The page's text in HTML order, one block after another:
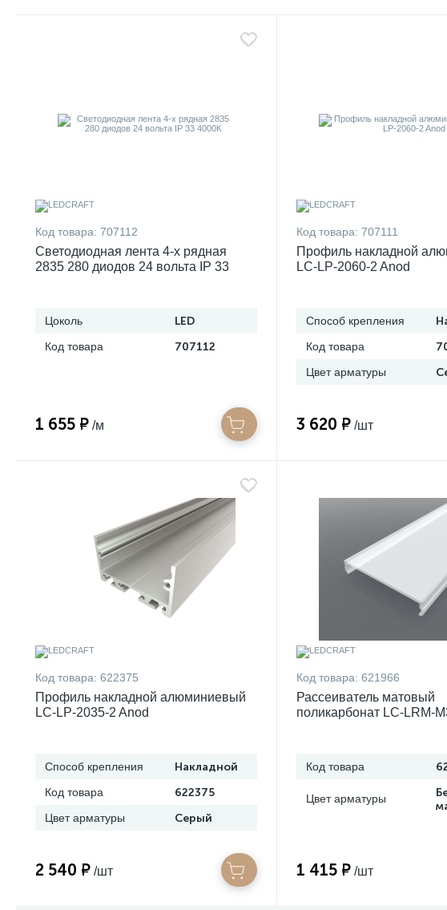
Код товара: 707112
Светодиодная лента 4-х рядная
2835 280 диодов 24 вольта IP 33
Цоколь LED
Код товара 707112
1 655 ₽ /м
Код товара: 707111
Профиль накладной
LC-LP-2060-2 Anod
Способ крепления
Код товара
Цвет арматуры
3 620 ₽ /шт
Код товара: 622375
Профиль накладной алюминиевый
LC-LP-2035-2 Anod
Способ крепления Накладной
Код товара 622375
Цвет арматуры Серый
2 540 ₽ /шт
Код товара: 621966
Рассеиватель матовый
поликарбонат LC-LRM-
Код товара
Цвет арматуры
1 415 ₽ /шт